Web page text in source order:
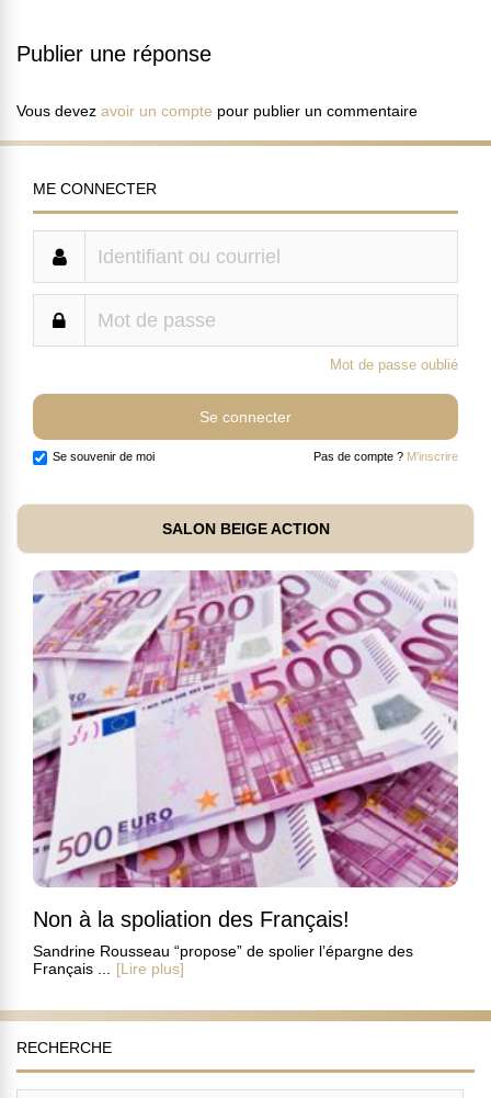
Publier une réponse
Vous devez avoir un compte pour publier un commentaire
ME CONNECTER
Mot de passe oublié
Se souvenir de moi Pas de compte ? M'inscrire
SALON BEIGE ACTION
Non à la spoliation des Français!
Sandrine Rousseau “propose” de spolier l’épargne des
Français ...
[Lire plus]
RECHERCHE